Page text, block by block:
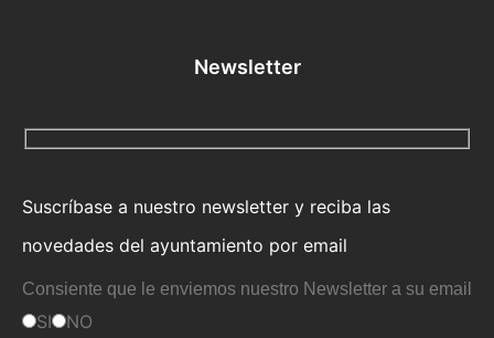
Newsletter
Suscríbase a nuestro newsletter y reciba las
novedades del ayuntamiento por email
Consiente que le enviemos nuestro Newsletter a su email
SI NO